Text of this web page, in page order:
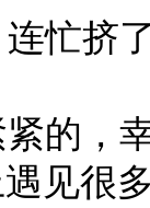
忙挤
的，
见很